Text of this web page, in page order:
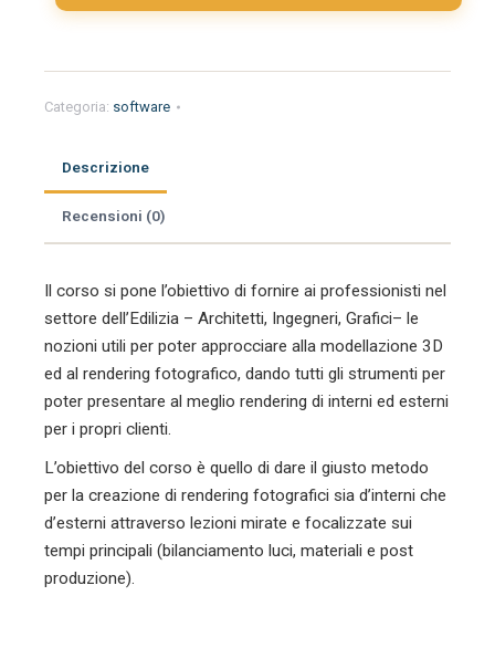
max
virtual
reality
quantità
Categoria: software
Descrizione
Recensioni (0)
Il corso si pone l’obiettivo di fornire ai professionisti nel
settore dell’Edilizia – Architetti, Ingegneri, Grafici– le
nozioni utili per poter approcciare alla modellazione 3D
ed al rendering fotografico, dando tutti gli strumenti per
poter presentare al meglio rendering di interni ed esterni
per i propri clienti.
L’obiettivo del corso è quello di dare il giusto metodo
per la creazione di rendering fotografici sia d’interni che
d’esterni attraverso lezioni mirate e focalizzate sui
tempi principali (bilanciamento luci, materiali e post
produzione).